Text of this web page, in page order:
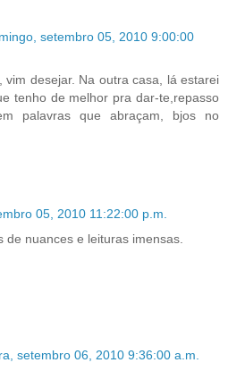
setembro 05, 2010 9:00:00
vim desejar. Na outra casa, lá estarei
tenho de melhor pra dar-te,repasso
palavras que abraçam, bjos no
05, 2010 11:22:00 p.m.
de nuances e leituras imensas.
setembro 06, 2010 9:36:00 a.m.